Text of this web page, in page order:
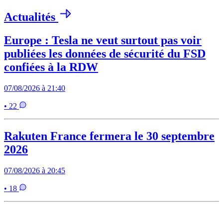
Actualités
Europe : Tesla ne veut surtout pas voir
publiées les données de sécurité du FSD
confiées à la RDW
07/08/2026 à 21:40
• 22
Rakuten France fermera le 30 septembre
2026
07/08/2026 à 20:45
• 18